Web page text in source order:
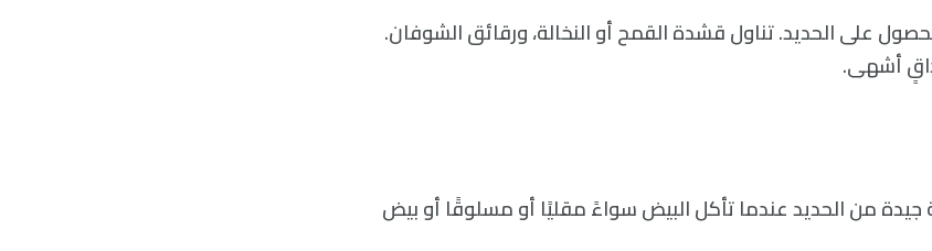
على الحديد. تناول قشدة القمح أو النخالة، ورقائق الشوفان.
أشهى.
من الحديد عندما تأكل البيض سواءً مقليًا أو مسلوقًا أو بيض